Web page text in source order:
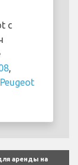
с
,
Peugeot
аренды на